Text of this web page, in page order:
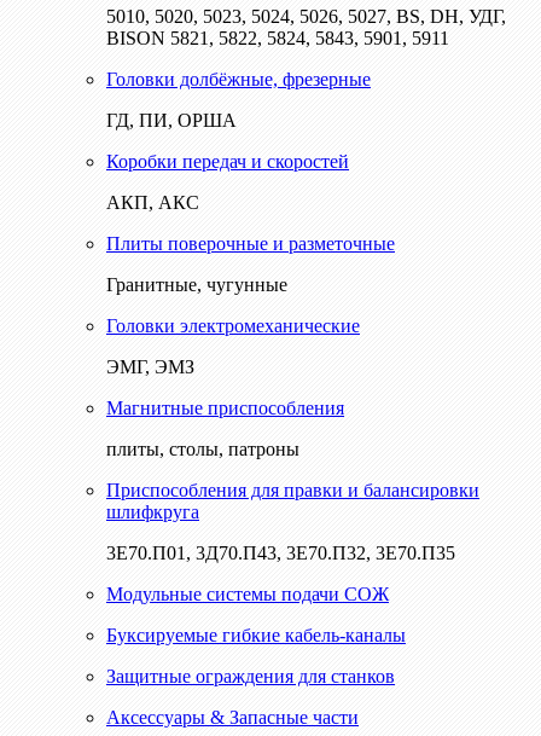
5010, 5020, 5023, 5024, 5026, 5027, BS, DH, УДГ,
BISON 5821, 5822, 5824, 5843, 5901, 5911
Головки долбёжные, фрезерные
ГД, ПИ, ОРША
Коробки передач и скоростей
АКП, АКС
Плиты поверочные и разметочные
Гранитные, чугунные
Головки электромеханические
ЭМГ, ЭМЗ
Магнитные приспособления
плиты, столы, патроны
Приспособления для правки и балансировки
шлифкруга
3Е70.П01, 3Д70.П43, 3Е70.П32, 3Е70.П35
Модульные системы подачи СОЖ
Буксируемые гибкие кабель-каналы
Защитные ограждения для станков
Аксессуары & Запасные части